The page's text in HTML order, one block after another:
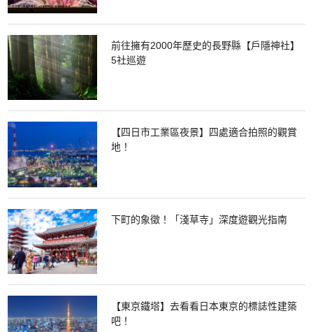
前往擁有2000年歷史的長野縣【戶隱神社】
5社巡遊
【四日市工業區夜景】四處適合拍照的觀賞
地！
下町的象徵！「淺草寺」深度遊觀光指南
【東京鐵塔】去看看日本東京的標誌性建築
吧！